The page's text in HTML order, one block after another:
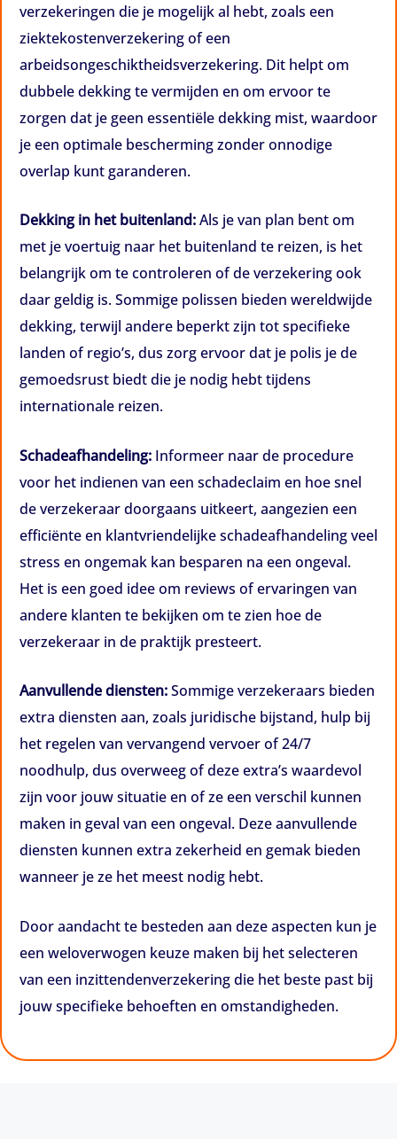
verzekeringen die je mogelijk al hebt, zoals een
ziektekostenverzekering of een
arbeidsongeschiktheidsverzekering. Dit helpt om
dubbele dekking te vermijden en om ervoor te
zorgen dat je geen essentiële dekking mist, waardoor
je een optimale bescherming zonder onnodige
overlap kunt garanderen.
Dekking in het buitenland:Als je van plan bent om
met je voertuig naar het buitenland te reizen, is het
belangrijk om te controleren of de verzekering ook
daar geldig is. Sommige polissen bieden wereldwijde
dekking, terwijl andere beperkt zijn tot specifieke
landen of regio’s, dus zorg ervoor dat je polis je de
gemoedsrust biedt die je nodig hebt tijdens
internationale reizen.
Schadeafhandeling: Informeer naar de procedure
voor het indienen van een schadeclaim en hoe snel
de verzekeraar doorgaans uitkeert, aangezien een
efficiënte en klantvriendelijke schadeafhandeling veel
stress en ongemak kan besparen na een ongeval.
Het is een goed idee om reviews of ervaringen van
andere klanten te bekijken om te zien hoe de
verzekeraar in de praktijk presteert.
Aanvullende diensten:Sommige verzekeraars bieden
extra diensten aan, zoals juridische bijstand, hulp bij
het regelen van vervangend vervoer of 24/7
noodhulp, dus overweeg of deze extra’s waardevol
zijn voor jouw situatie en of ze een verschil kunnen
maken in geval van een ongeval. Deze aanvullende
diensten kunnen extra zekerheid en gemak bieden
wanneer je ze het meest nodig hebt.
Door aandacht te besteden aan deze aspecten kun je
een weloverwogen keuze maken bij het selecteren
van een inzittendenverzekering die het beste past bij
jouw specifieke behoeften en omstandigheden.